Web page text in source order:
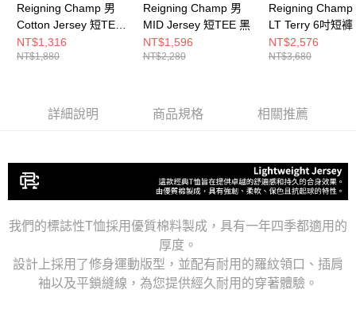
Reigning Champ 男
Cotton Jersey 短TEE
白
NT$1,316
NT$1,880
Reigning Champ 男
MID Jersey 短TEE 黑
NT$1,596
NT$2,280
Reigning Champ
LT Terry 6吋短褲
NT$2,576
NT$3,680
詳細說明 商品規格 相關推薦
我們的標誌性T恤採用優質棉料製成，具有一年四季都適用的
厚度。
設計上採用了修身運動版型，並配有耐用的羅紋領口、插肩
袖以及平鎖縫線，為您提供經久耐用的穿著體驗。